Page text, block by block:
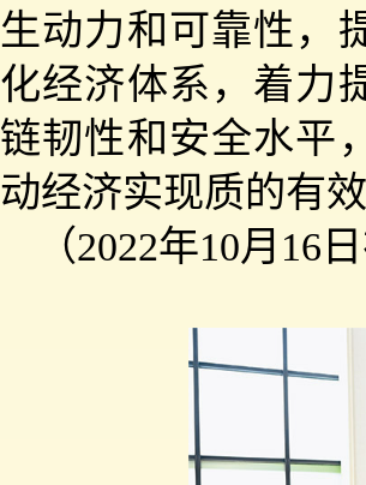
生动力和可靠性，
化经济体系，着力
链韧性和安全水平
动经济实现质的有
（2022年10月16